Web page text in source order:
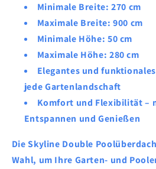
Minimale Breite: 270 cm
Maximale Breite: 900 cm
Minimale Höhe: 50 cm
Maximale Höhe: 280 cm
Elegantes und
jede Gartenlandschaft
Komfort und Flexibilität–
Entspannen und Genießen
Die Skyline Double
Wahl, um Ihre Garten- und